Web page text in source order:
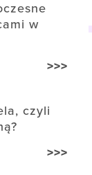
w
>>>
czyli
>>>